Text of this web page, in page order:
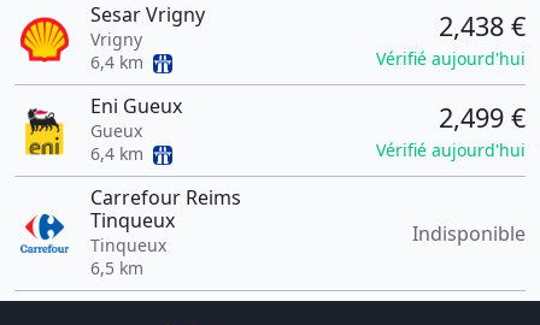
Sesar Vrigny
Vrigny
6,4 km
2,438 €
Vérifié aujourd'hui
Eni Gueux
Gueux
6,4 km
2,499 €
Vérifié aujourd'hui
Carrefour Reims
Tinqueux
Tinqueux
6,5 km
Indisponible